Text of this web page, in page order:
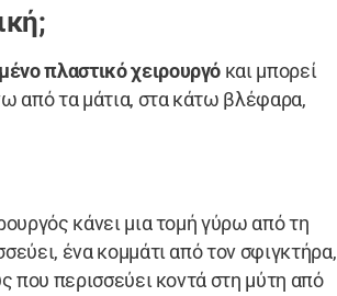
πλαστικό χειρουργό και μπορεί
από τα μάτια, στα κάτω βλέφαρα,
κάνει μια τομή γύρω από τη
ένα κομμάτι από τον σφιγκτήρα,
που περισσεύει κοντά στη μύτη από